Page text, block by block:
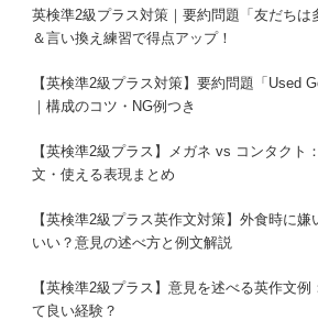
英検準2級プラス対策｜要約問題「友だちは
＆言い換え練習で得点アップ！
【英検準2級プラス対策】要約問題「Used
｜構成のコツ・NG例つき
【英検準2級プラス】メガネ vs コンタクト
文・使える表現まとめ
【英検準2級プラス英作文対策】外食時に
いい？意見の述べ方と例文解説
【英検準2級プラス】意見を述べる英作文
て良い経験？